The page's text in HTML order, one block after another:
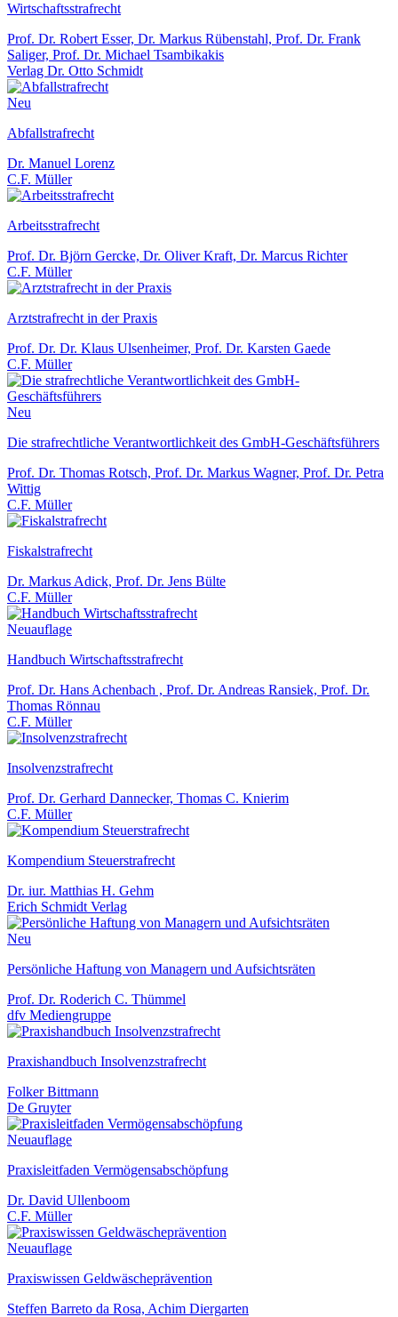
Wirtschaftsstrafrecht
Prof. Dr. Robert Esser, Dr. Markus Rübenstahl, Prof. Dr. Frank
Saliger, Prof. Dr. Michael Tsambikakis
Verlag Dr. Otto Schmidt
Neu
Abfallstrafrecht
Dr. Manuel Lorenz
C.F. Müller
Arbeitsstrafrecht
Prof. Dr. Björn Gercke, Dr. Oliver Kraft, Dr. Marcus Richter
C.F. Müller
Arztstrafrecht in der Praxis
Prof. Dr. Dr. Klaus Ulsenheimer, Prof. Dr. Karsten Gaede
C.F. Müller
Neu
Die strafrechtliche Verantwortlichkeit des GmbH-Geschäftsführers
Prof. Dr. Thomas Rotsch, Prof. Dr. Markus Wagner, Prof. Dr. Petra
Wittig
C.F. Müller
Fiskalstrafrecht
Dr. Markus Adick, Prof. Dr. Jens Bülte
C.F. Müller
Neuauflage
Handbuch Wirtschaftsstrafrecht
Prof. Dr. Hans Achenbach , Prof. Dr. Andreas Ransiek, Prof. Dr.
Thomas Rönnau
C.F. Müller
Insolvenzstrafrecht
Prof. Dr. Gerhard Dannecker, Thomas C. Knierim
C.F. Müller
Kompendium Steuerstrafrecht
Dr. iur. Matthias H. Gehm
Erich Schmidt Verlag
Neu
Persönliche Haftung von Managern und Aufsichtsräten
Prof. Dr. Roderich C. Thümmel
dfv Mediengruppe
Praxishandbuch Insolvenzstrafrecht
Folker Bittmann
De Gruyter
Neuauflage
Praxisleitfaden Vermögensabschöpfung
Dr. David Ullenboom
C.F. Müller
Neuauflage
Praxiswissen Geldwäscheprävention
Steffen Barreto da Rosa, Achim Diergarten